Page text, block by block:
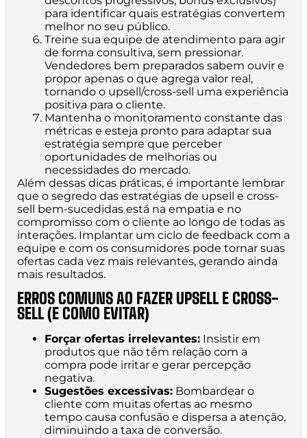
para identificar quais estratégias convertem
melhor no seu público.
Treine sua equipe de atendimento para agir
de forma consultiva, sem pressionar.
Vendedores bem preparados sabem ouvir e
propor apenas o que agrega valor real,
tornando o upsell/cross-sell uma experiência
positiva para o cliente.
Mantenha o monitoramento constante das
métricas e esteja pronto para adaptar sua
estratégia sempre que perceber
oportunidades de melhorias ou
necessidades do mercado.
Além dessas dicas práticas, é importante lembrar
que o segredo das estratégias de upsell e cross-
sell bem-sucedidas está na empatia e no
compromisso com o cliente ao longo de todas as
interações. Implantar um ciclo de feedback com a
equipe e com os consumidores pode tornar suas
ofertas cada vez mais relevantes, gerando ainda
mais resultados.
ERROS COMUNS AO FAZER UPSELL E CROSS-
SELL (E COMO EVITAR)
Forçar ofertas irrelevantes: Insistir em
produtos que não têm relação com a
compra pode irritar e gerar percepção
negativa.
Sugestões excessivas: Bombardear o
cliente com muitas ofertas ao mesmo
tempo causa confusão e dispersa a atenção,
diminuindo a taxa de conversão.